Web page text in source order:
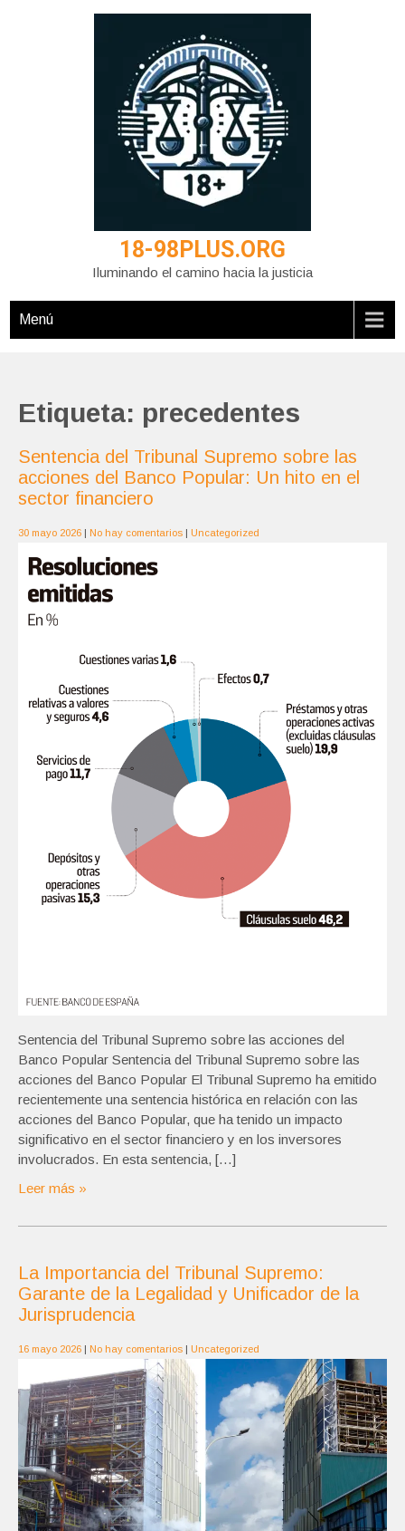
18-98PLUS.ORG
Iluminando el camino hacia la justicia
Menú
Etiqueta: precedentes
Sentencia del Tribunal Supremo sobre las
acciones del Banco Popular: Un hito en el
sector financiero
30 mayo 2026 | No hay comentarios | Uncategorized
Sentencia del Tribunal Supremo sobre las acciones del
Banco Popular Sentencia del Tribunal Supremo sobre las
acciones del Banco Popular El Tribunal Supremo ha emitido
recientemente una sentencia histórica en relación con las
acciones del Banco Popular, que ha tenido un impacto
significativo en el sector financiero y en los inversores
involucrados. En esta sentencia, […]
Leer más »
La Importancia del Tribunal Supremo:
Garante de la Legalidad y Unificador de la
Jurisprudencia
16 mayo 2026 | No hay comentarios | Uncategorized